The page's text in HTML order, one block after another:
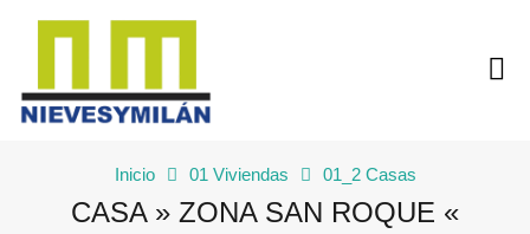
Inicio 01 Viviendas 01_2 Casas
CASA » ZONA SAN ROQUE «